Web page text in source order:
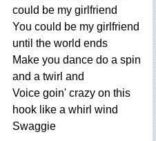
could be my girlfriend
You could be my girlfriend
until the world ends
Make you dance do a spin
and a twirl and
Voice goin' crazy on this
hook like a whirl wind
Swaggie